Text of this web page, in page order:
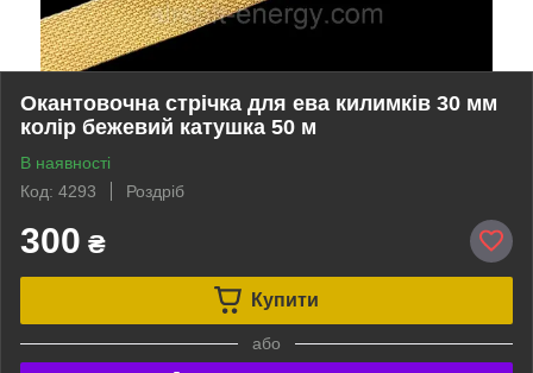
Окантовочна стрічка для ева килимків 30 мм
колір бежевий катушка 50 м
В наявності
Код: 4293
Роздріб
300 ₴
Купити
або